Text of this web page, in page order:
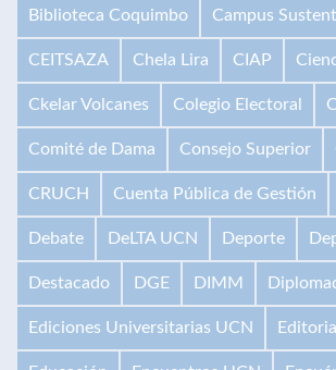
Biblioteca Coquimbo Campus
CEITSAZA Chela Lira CIAP
Ckelar Volcanes Colegio Electoral
Comité de Dama Consejo Superior
CRUCH Cuenta Pública de Gestión
Debate DeLTA UCN Deporte
Destacado DGE DIMM
Ediciones Universitarias UCN